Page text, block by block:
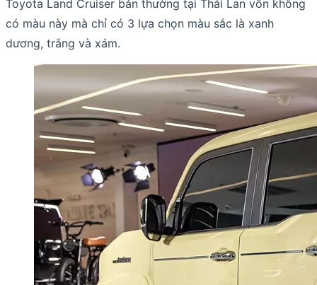
Toyota Land Cruiser bản thường tại Thái Lan vốn không
có màu này mà chỉ có 3 lựa chọn màu sắc là xanh
dương, trắng và xám.